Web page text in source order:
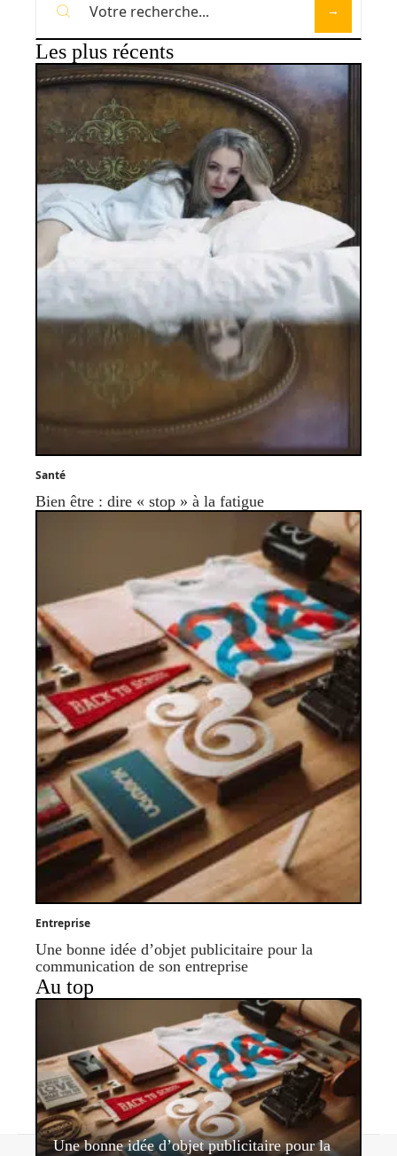
Les plus récents
Santé
Bien être : dire « stop » à la fatigue
Entreprise
Une bonne idée d’objet publicitaire pour la
communication de son entreprise
Au top
Une bonne idée d’objet publicitaire pour la